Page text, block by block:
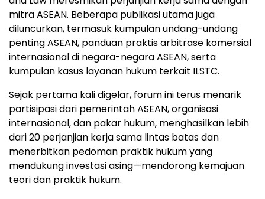
mitra ASEAN. Beberapa publikasi utama juga
diluncurkan, termasuk kumpulan undang-undang
penting ASEAN, panduan praktis arbitrase komersial
internasional di negara-negara ASEAN, serta
kumpulan kasus layanan hukum terkait ILSTC.
Sejak pertama kali digelar, forum ini terus menarik
partisipasi dari pemerintah ASEAN, organisasi
internasional, dan pakar hukum, menghasilkan lebih
dari 20 perjanjian kerja sama lintas batas dan
menerbitkan pedoman praktik hukum yang
mendukung investasi asing—mendorong kemajuan
teori dan praktik hukum.